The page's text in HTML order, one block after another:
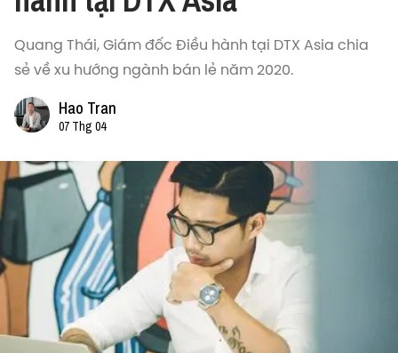
Quang Thái, Giám đốc Điều hành tại DTX Asia chia
sẻ về xu hướng ngành bán lẻ năm 2020.
Hao Tran
07 Thg 04